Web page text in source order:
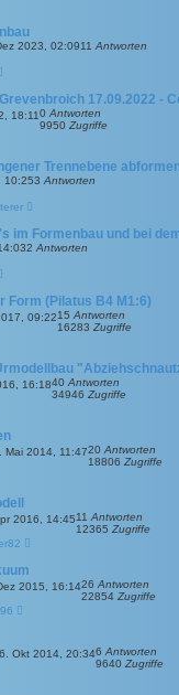
2023, 02:0911 Antworten
17.09.2022 -
18:110 Antworten
9950 Zugriffe
Trennebene
10:253 Antworten
im Formenbau und bei
2 Antworten
Form (Pilatus B4 M1:6)
09:2215 Antworten
16283 Zugriffe
16:1840 Antworten
34946 Zugriffe
Mai 2014, 11:4720 Antworten
18806 Zugriffe
2016, 14:4511 Antworten
12365 Zugriffe
2015, 16:1426 Antworten
22854 Zugriffe
Okt 2014, 20:346 Antworten
9640 Zugriffe